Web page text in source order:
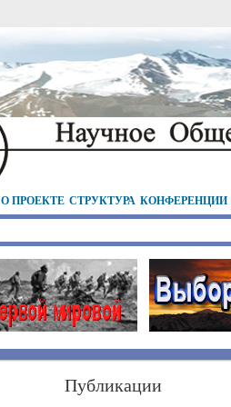
О ПРОЕКТЕ СТРУКТУРА КОНФЕРЕНЦИИ
Публикации